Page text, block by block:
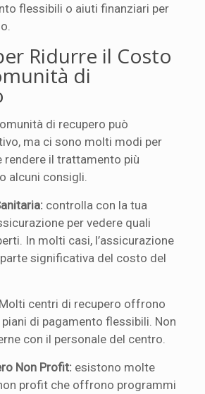
flessibili o aiuti finanziari per
Ridurre il Costo
di
di recupero può
ma ci sono molti modi per
rendere il trattamento più
alcuni consigli.
controlla con la tua
per vedere quali
In molti casi, l’assicurazione
significativa del costo del
Molti centri di recupero offrono
di pagamento flessibili. Non
con il personale del centro.
Non Profit: esistono molte
profit che offrono programmi